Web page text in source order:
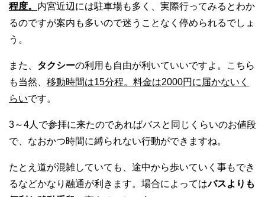
程度。 内宮近辺には駐車場も多く、実際行ってみるとわか
るのですが案内も多いので迷うことなく停められるでしょ
う。
また、 タクシーの利用も自由が利いていいですよ。こちら
も当然、 移動時間は15分程。料金は2000円に届かないく
らいです。
3～4人で参拝に来たのであればバスと同じくらいのお値段
で、なおかつ時間に縛られない行動ができますね。
たとえ道が混雑していても、途中から歩いていく事もでき
るなどかなり融通が利きます。場合によってはバスよりも